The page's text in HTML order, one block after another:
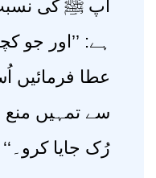
آپ ﷺ کی
ہے: ’’اور جو
عطا فرمائیں
سے تمہیں
رُک جایا کرو۔‘‘